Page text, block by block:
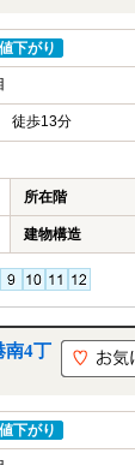
値下がり
徒歩13分
所在階
建物構造
4丁
値下がり